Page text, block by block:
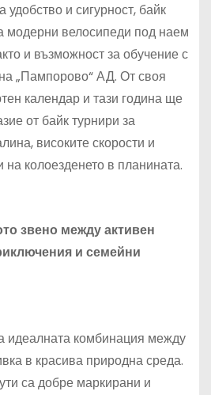
и сигурност, байк
модерни велосипеди под наем
и възможност за обучение с
„Пампорово“ АД. От своя
календар и тази година ще
от байк турнири за
високите скорости и
на колоезденето в планината.
звено между активен
и семейни
идеалната комбинация между
в красива природна среда.
са добре маркирани и